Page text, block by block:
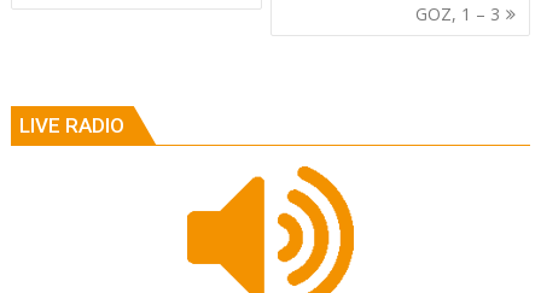
GOZ, 1 – 3
LIVE RADIO